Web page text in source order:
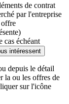
de contrat
par l'entreprise
offre
cas échéant
intéressent
depuis le détail
la ou les offres de
sur l'icône